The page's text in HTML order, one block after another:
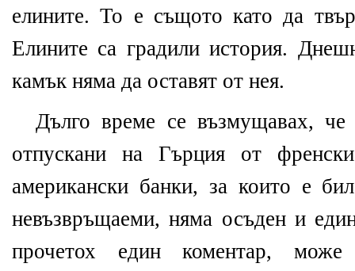
елините. То е същото като да
Елините са градили история.
камък няма да оставят от нея.
Дълго време се възмущавах, че
отпускани на Гърция от
американски банки, за които е
невъзвръщаеми, няма осъден и
прочетох един коментар,